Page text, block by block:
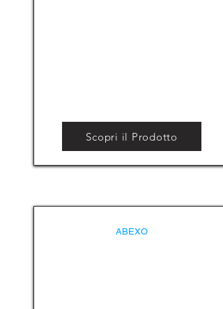
Scopri il Prodotto
ABEXO